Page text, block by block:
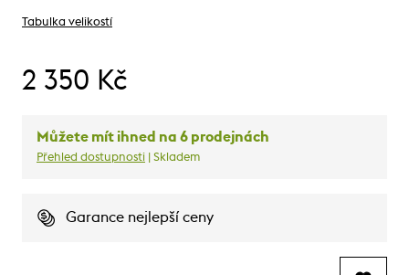
Tabulka velikostí
2 350 Kč
Můžete mít ihned na 6 prodejnách
Přehled dostupnosti | Skladem
Garance nejlepší ceny